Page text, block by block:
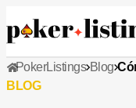
PokerListings Blog
BLOG